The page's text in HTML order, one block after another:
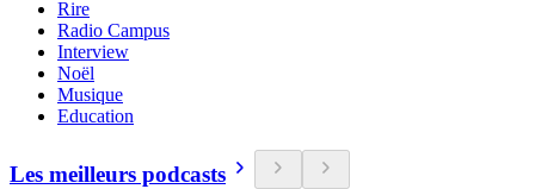
Rire
Radio Campus
Interview
Noël
Musique
Education
Les meilleurs podcasts